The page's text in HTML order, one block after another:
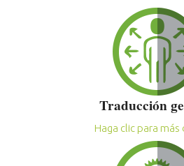
Traducción
Haga clic para